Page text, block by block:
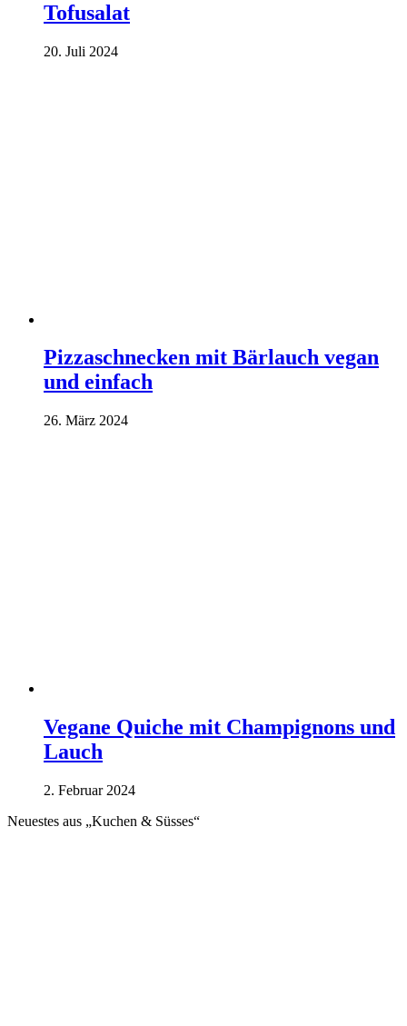
Tofusalat
20. Juli 2024
Pizzaschnecken mit Bärlauch vegan
und einfach
26. März 2024
Vegane Quiche mit Champignons und
Lauch
2. Februar 2024
Neuestes aus „Kuchen & Süsses“